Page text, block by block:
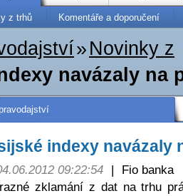
z trhů Komentáře a doporučení
» Novinky z
navázaly na
indexy navázaly
09:22:54 |
Fio banka
zklamání z dat na trhu